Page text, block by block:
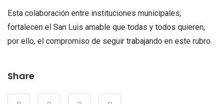
Esta colaboración entre instituciones municipales,
fortalecen el San Luis amable que todas y todos quieren,
por ello, el compromiso de seguir trabajando en este rubro.
Share